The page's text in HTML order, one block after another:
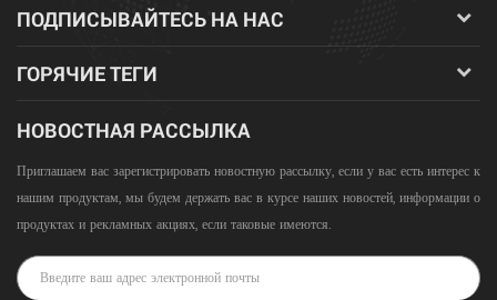
ПОДПИСЫВАЙТЕСЬ НА НАС
ГОРЯЧИЕ ТЕГИ
НОВОСТНАЯ РАССЫЛКА
Приглашаем вас зарегистрировать новостную рассылку, если у вас есть интерес к
нашим продуктам, мы будем держать вас в курсе наших новостей, информации о
продуктах и ​​рекламных акциях, если таковые имеются.